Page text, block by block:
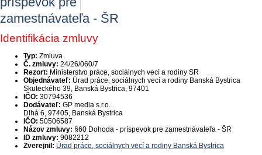
zamestnávateľa - ŠR
Identifikácia zmluvy
Typ: Zmluva
Č. zmluvy: 24/26/060/7
Rezort: Ministerstvo práce, sociálnych vecí a rodiny SR
Objednávateľ: Úrad práce, sociálnych vecí a rodiny Banská Bystrica
Skuteckého 39, Banská Bystrica, 97401
IČO: 30794536
Dodávateľ: GP media s.r.o.
Dlhá 6, 97405, Banská Bystrica
IČO: 50506587
Názov zmluvy: §60 Dohoda - príspevok pre zamestnávateľa - ŠR
ID zmluvy: 9082212
Zverejnil: Úrad práce, sociálnych vecí a rodiny Banská Bystrica